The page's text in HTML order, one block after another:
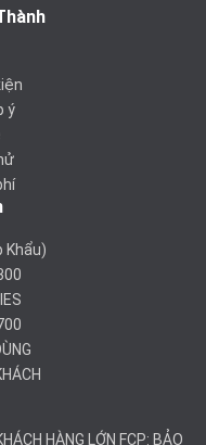
ý
Khẩu)
HÀNG LỚN FCP: BẢO